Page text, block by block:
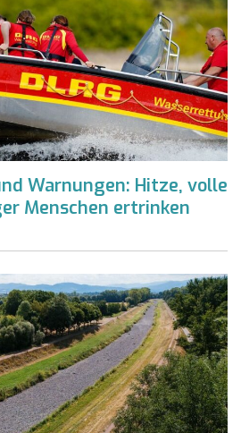
Warnungen: Hitze, volle
Menschen ertrinken